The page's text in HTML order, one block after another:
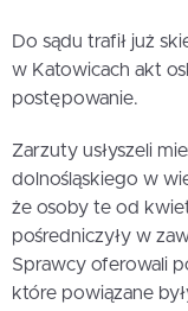
Do sądu trafił już
w Katowicach akt
postępowanie.
Zarzuty usłyszeli
dolnośląskiego w
że osoby te od
pośredniczyły w
Sprawcy oferowali
które powiązane